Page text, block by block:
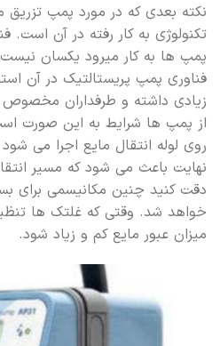
نکته بعدی که در مورد پمپ تزریق
تکنولوژی به کار رفته در آن است.
پمپ ها به کار میرود یکسان نیست
فناوری پمپ پریستالتیک در آن
زیادی داشته و طرفداران مخصوص
از پمپ ها شرایط به این صورت
روی لوله انتقال مایع اجرا می
نهایت باعث می شود که مسیر
دقت کنید چنین مکانیسمی برای
خواهد شد. وقتی که غلتک ها
میزان عبور مایع کم و زیاد شود.